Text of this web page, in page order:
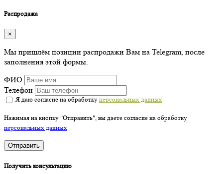
Распродажа
×
Мы пришлём позиции распродажи Вам на Telegram, после
заполнения этой формы.
ФИО
Телефон
Я даю согласие на обработку персональных данных
Нажимая на кнопку "Отправить", вы даете согласие на обработку
персональных данных
Отправить
Получить консультацию